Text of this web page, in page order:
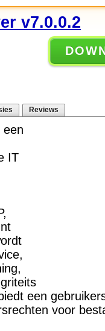
v7.0.0.2
Reviews
een
IT
een
voor